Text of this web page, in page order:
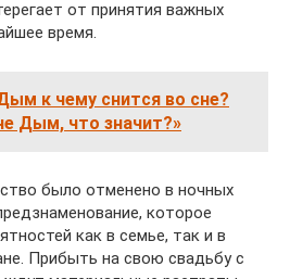
от принятия важных
время.
к чему снится во сне?
Дым, что значит?»
было отменено в ночных
которое
как в семье, так и в
Прибыть на свою свадьбу с